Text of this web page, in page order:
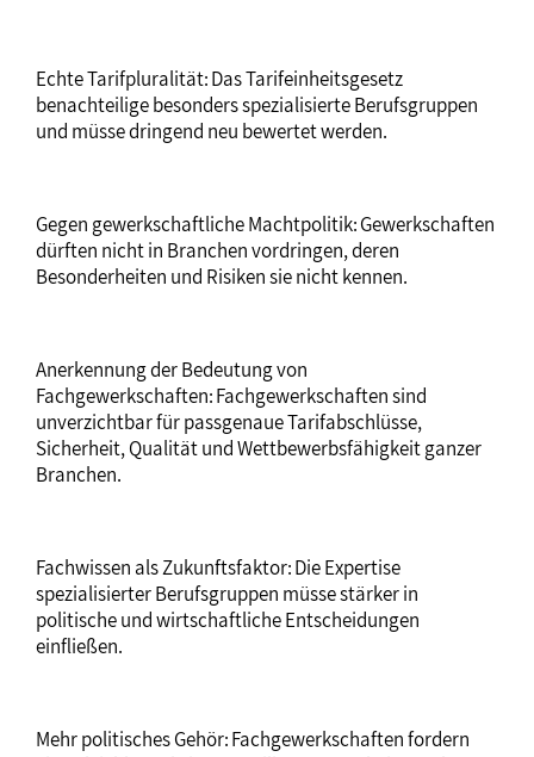
Echte Tarifpluralität: Das Tarifeinheitsgesetz
benachteilige besonders spezialisierte Berufsgruppen
und müsse dringend neu bewertet werden.
Gegen gewerkschaftliche Machtpolitik: Gewerkschaften
dürften nicht in Branchen vordringen, deren
Besonderheiten und Risiken sie nicht kennen.
Anerkennung der Bedeutung von
Fachgewerkschaften: Fachgewerkschaften sind
unverzichtbar für passgenaue Tarifabschlüsse,
Sicherheit, Qualität und Wettbewerbsfähigkeit ganzer
Branchen.
Fachwissen als Zukunftsfaktor: Die Expertise
spezialisierter Berufsgruppen müsse stärker in
politische und wirtschaftliche Entscheidungen
einfließen.
Mehr politisches Gehör: Fachgewerkschaften fordern